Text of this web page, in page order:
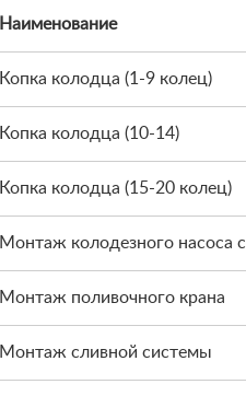
Наименование
Копка колодца (1-9 колец)
Копка колодца (10-14)
Копка колодца (15-20 колец)
Монтаж колодезного насоса
Монтаж поливочного крана
Монтаж сливной системы